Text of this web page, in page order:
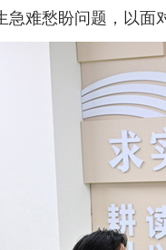
急难愁盼问题，以面